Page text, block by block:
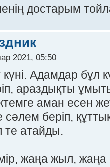
достарым
2021, 05:50
күні. Адамдар бұл
араздықты
аман есен
беріп,
те атайды.
жаңа жыл, жаңа